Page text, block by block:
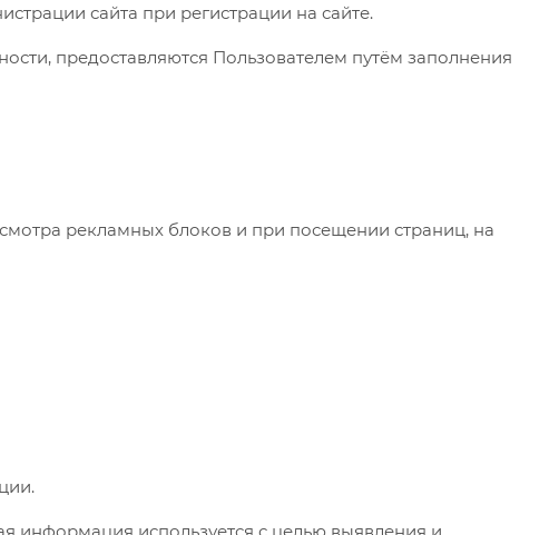
сайта при регистрации на сайте.
предоставляются Пользователем путём заполнения
рекламных блоков и при посещении страниц, на